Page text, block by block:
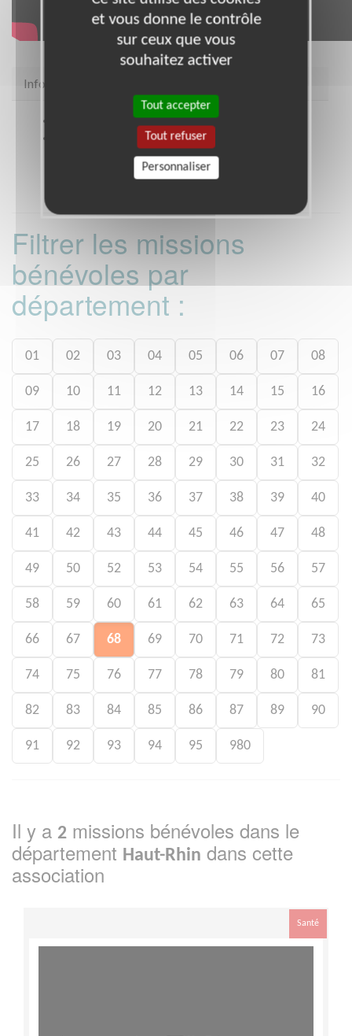
Infos pratiques
coordination.telethon.fr/coo/068S/
17 B Avenue du Général de Gaulle
RIXHEIM (68170)
Filtrer les missions
bénévoles par
département :
01 02 03 04 05 06 07 08
09 10 11 12 13 14 15 16
17 18 19 20 21 22 23 24
25 26 27 28 29 30 31 32
33 34 35 36 37 38 39 40
41 42 43 44 45 46 47 48
49 50 52 53 54 55 56 57
58 59 60 61 62 63 64 65
66 67 68 69 70 71 72 73
74 75 76 77 78 79 80 81
82 83 84 85 86 87 89 90
91 92 93 94 95 980
Il y a 2 missions bénévoles dans le
département Haut-Rhin dans cette
association
Santé
et vous donne le contrôle
sur ceux que vous
souhaitez activer
Tout accepter
Tout refuser
Personnaliser